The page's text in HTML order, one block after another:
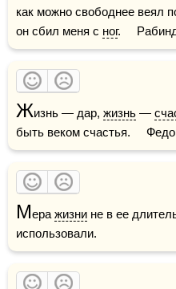
как можно свободнее веял
он сбил меня с ног.
Жизнь — дар, жизнь —
быть веком счастья.
Мера жизни не в ее
использовали.